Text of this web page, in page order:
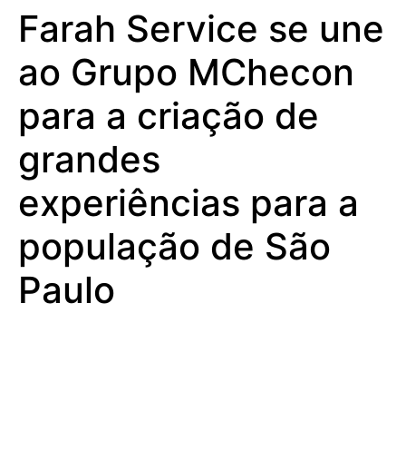
Farah Service se une
ao Grupo MChecon
para a criação de
grandes
experiências para a
população de São
Paulo